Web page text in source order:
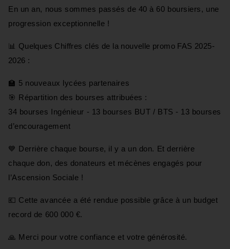
En un an, nous sommes passés de 40 à 60 boursiers, une
progression exceptionnelle !
📊 Quelques Chiffres clés de la nouvelle promo FAS 2025-
2026 :
🏫 5 nouveaux lycées partenaires
🎯 Répartition des bourses attribuées :
34 bourses Ingénieur - 13 bourses BUT / BTS - 13 bourses
d’encouragement
💙 Derrière chaque bourse, il y a un don. Et derrière
chaque don, des donateurs et mécènes engagés pour
l’Ascension Sociale !
💶 Cette avancée a été rendue possible grâce à un budget
record de 600 000 €.
🙏 Merci pour votre confiance et votre générosité.